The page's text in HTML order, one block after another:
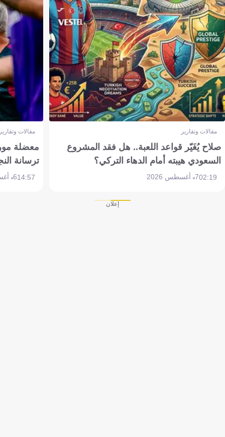
مقالات وتقارير
صلاح يُغَيّر قواعد اللعبة.. هل فقد المشروع
السعودي هيبته أمام الدهاء التركي؟
02:197 أغسطس 2026
مقالات
معضلة
ترسانة
14:576 أغسطس 2026
إعلان